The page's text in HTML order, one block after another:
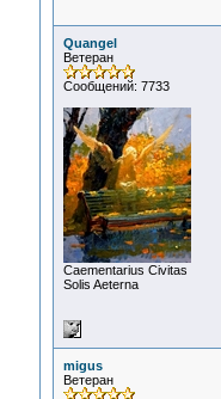
Quangel
Ветеран
Сообщений: 7733
Сaementarius Civitas
Solis Aeterna
migus
Ветеран